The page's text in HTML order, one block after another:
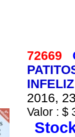
72669
2016,
Valor : $